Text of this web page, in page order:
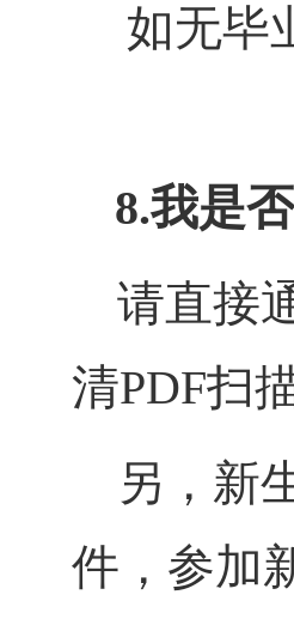
如无毕
8.我是
请直接
清PDF扫
另，新
件，参加